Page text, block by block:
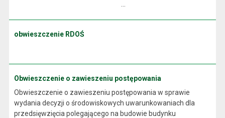
obwieszczenie RDOŚ
Obwieszczenie o zawieszeniu postępowania
Obwieszczenie o zawieszeniu postępowania w sprawie
wydania decyzji o środowiskowych uwarunkowaniach dla
przedsięwzięcia polegającego na budowie budynku